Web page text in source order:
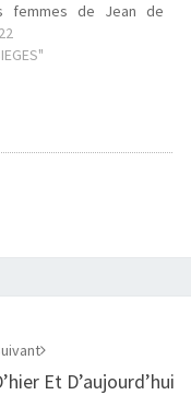
femmes de Jean de
du vicomte de Poix
maris étaient des
Et D’aujourd’hui